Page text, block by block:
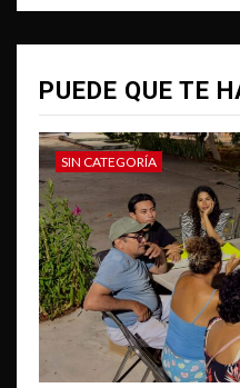
PUEDE QUE TE
SIN CATEGORÍA